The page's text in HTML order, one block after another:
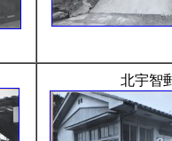
北宇智